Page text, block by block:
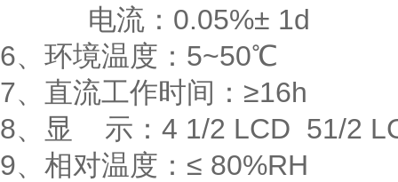
电流：0.05%± 1d
6、环境温度：5~50℃
7、直流工作时间：≥16h
8、显 示：4 1/2 LCD 51/2
9、相对温度：≤ 80%RH